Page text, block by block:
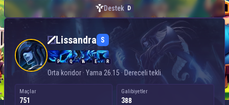
Destek D
Lissandra — Orta koridor
Lissandra S
P Q W E R
Orta koridor · Yama 26.15 · Dereceli tekli
Maçlar
751
Galibiyetler
388